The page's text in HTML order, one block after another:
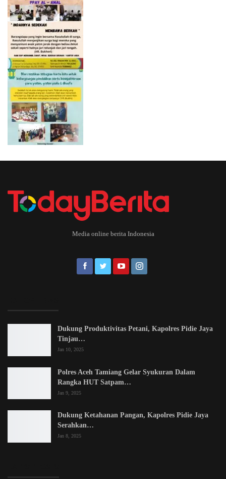
Media online berita Indonesia
Dukung Produktivitas Petani, Kapolres Pidie Jaya
Tinjau…
Jan 10, 2025
Polres Aceh Tamiang Gelar Syukuran Dalam
Rangka HUT Satpam…
Jan 9, 2025
Dukung Ketahanan Pangan, Kapolres Pidie Jaya
Serahkan…
Jan 8, 2025